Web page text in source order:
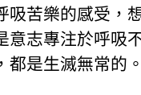
吸苦樂的感受，
意志專注於呼吸
都是生滅無常的